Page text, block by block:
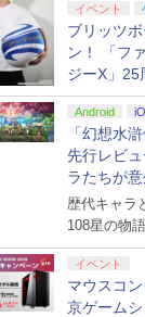
イベント
ブリッツ
ン！ 「フ
ジーX」25
ズ情報が
Android
「幻想水
先行レビ
ラたちが意
シリーズ
歴代キャラ
108星の物
イベント
マウスコ
京ゲーム